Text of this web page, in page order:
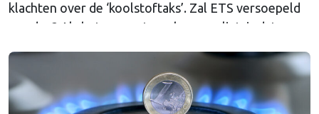
klachten over de ‘koolstoftaks’. Zal ETS versoepeld
worden? Als het aan wetenschappers ligt, is dat een